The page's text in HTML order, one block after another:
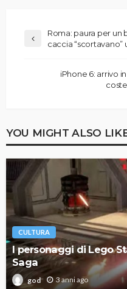
Roma: paura per un
caccia
iPhone 6: arrivo
YOU MIGHT ALSO
CULTURA
I personaggi di Lego
Saga
god 3 anni ago